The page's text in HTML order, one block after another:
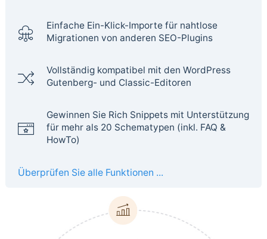
Einfache Ein-Klick-Importe für nahtlose
Migrationen von anderen SEO-Plugins
Vollständig kompatibel mit den WordPress
Gutenberg- und Classic-Editoren
Gewinnen Sie Rich Snippets mit Unterstützung
für mehr als 20 Schematypen (inkl. FAQ &
HowTo)
Überprüfen Sie alle Funktionen ...